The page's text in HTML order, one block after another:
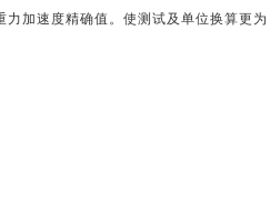
加速度精确值。使测试及单位换算更为